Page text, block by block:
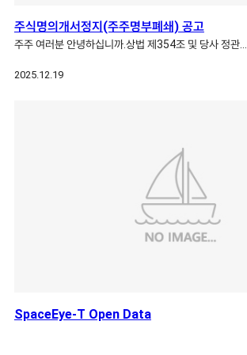
주식명의개서정지(주주명부폐쇄) 공고
주주 여러분 안녕하십니까.상법 제354조 및 당사 정관…
2025.12.19
SpaceEye-T Open Data